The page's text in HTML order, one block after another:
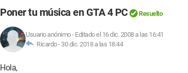
Poner tu música en GTA 4 PC Resuelto
Usuario anónimo- Editado el 16 dic. 2008 a las 16:41
Ricardo - 30 dic. 2018 a las 18:44
Hola,